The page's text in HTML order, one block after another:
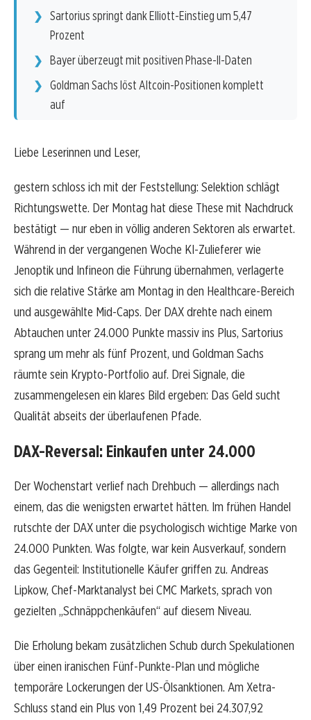
Sartorius springt dank Elliott-Einstieg um 5,47
Prozent
Bayer überzeugt mit positiven Phase-II-Daten
Goldman Sachs löst Altcoin-Positionen komplett
auf
Liebe Leserinnen und Leser,
gestern schloss ich mit der Feststellung: Selektion schlägt
Richtungswette. Der Montag hat diese These mit Nachdruck
bestätigt — nur eben in völlig anderen Sektoren als erwartet.
Während in der vergangenen Woche KI-Zulieferer wie
Jenoptik und Infineon die Führung übernahmen, verlagerte
sich die relative Stärke am Montag in den Healthcare-Bereich
und ausgewählte Mid-Caps. Der DAX drehte nach einem
Abtauchen unter 24.000 Punkte massiv ins Plus, Sartorius
sprang um mehr als fünf Prozent, und Goldman Sachs
räumte sein Krypto-Portfolio auf. Drei Signale, die
zusammengelesen ein klares Bild ergeben: Das Geld sucht
Qualität abseits der überlaufenen Pfade.
DAX-Reversal: Einkaufen unter 24.000
Der Wochenstart verlief nach Drehbuch — allerdings nach
einem, das die wenigsten erwartet hätten. Im frühen Handel
rutschte der DAX unter die psychologisch wichtige Marke von
24.000 Punkten. Was folgte, war kein Ausverkauf, sondern
das Gegenteil: Institutionelle Käufer griffen zu. Andreas
Lipkow, Chef-Marktanalyst bei CMC Markets, sprach von
gezielten „Schnäppchenkäufen“ auf diesem Niveau.
Die Erholung bekam zusätzlichen Schub durch Spekulationen
über einen iranischen Fünf-Punkte-Plan und mögliche
temporäre Lockerungen der US-Ölsanktionen. Am Xetra-
Schluss stand ein Plus von 1,49 Prozent bei 24.307,92